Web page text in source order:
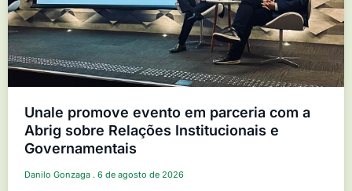
Unale promove evento em parceria com a
Abrig sobre Relações Institucionais e
Governamentais
Danilo Gonzaga 6 de agosto de 2026